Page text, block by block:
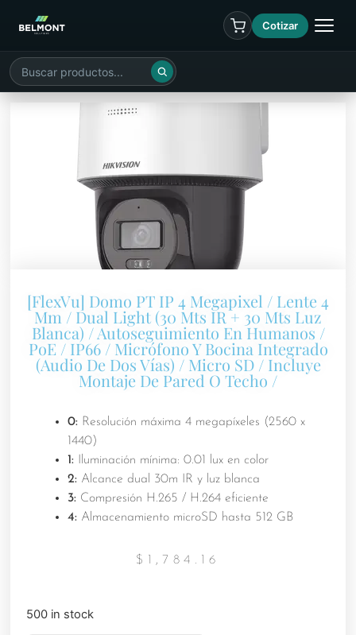
Cotizar
[FlexVu] Domo PT IP 4 Megapixel / Lente 4
Mm / Dual Light (30 Mts IR + 30 Mts Luz
Blanca) / Autoseguimiento En Humanos /
PoE / IP66 / Micrófono Y Bocina Integrado
(Audio De Dos Vías) / Micro SD / Incluye
Montaje De Pared O Techo /
0: Resolución máxima 4 megapíxeles (2560 x
1440)
1: Iluminación mínima: 0.01 lux en color
2: Alcance dual 30m IR y luz blanca
3: Compresión H.265 / H.264 eficiente
4: Almacenamiento microSD hasta 512 GB
$ 1,784.16
500 in stock